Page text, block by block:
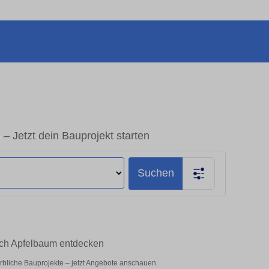
Jetzt dein Bauprojekt starten
Suchen
Apfelbaum entdecken
Bauprojekte – jetzt Angebote anschauen.